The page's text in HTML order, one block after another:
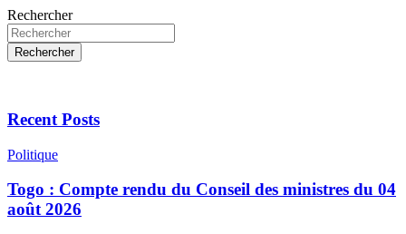
Rechercher
Rechercher
Recent Posts
Politique
Togo : Compte rendu du Conseil des ministres du 04
août 2026